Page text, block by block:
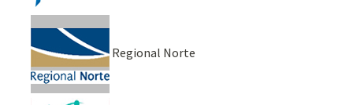
Regional Norte